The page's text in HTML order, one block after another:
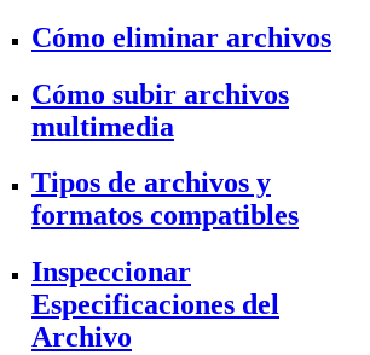
Cómo eliminar archivos
Cómo subir archivos
multimedia
Tipos de archivos y
formatos compatibles
Inspeccionar
Especificaciones del
Archivo